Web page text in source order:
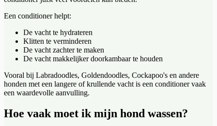
Een conditioner helpt:
De vacht te hydrateren
Klitten te verminderen
De vacht zachter te maken
De vacht makkelijker doorkambaar te houden
Vooral bij Labradoodles, Goldendoodles, Cockapoo's en andere
honden met een langere of krullende vacht is een conditioner vaak
een waardevolle aanvulling.
Hoe vaak moet ik mijn hond wassen?